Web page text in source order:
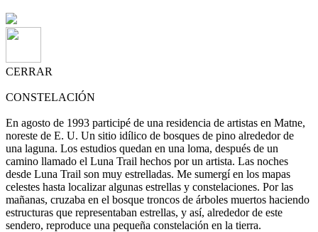
CERRAR
CONSTELACIÓN
En agosto de 1993 participé de una residencia de artistas en Matne,
noreste de E. U. Un sitio idílico de bosques de pino alrededor de
una laguna. Los estudios quedan en una loma, después de un
camino llamado el Luna Trail hechos por un artista. Las noches
desde Luna Trail son muy estrelladas. Me sumergí en los mapas
celestes hasta localizar algunas estrellas y constelaciones. Por las
mañanas, cruzaba en el bosque troncos de árboles muertos haciendo
estructuras que representaban estrellas, y así, alrededor de este
sendero, reproduce una pequeña constelación en la tierra.